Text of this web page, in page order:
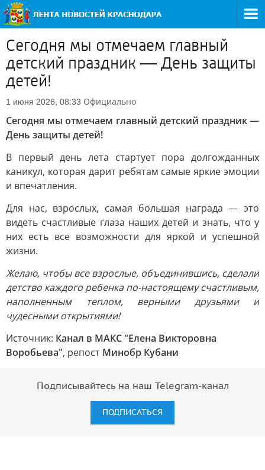
Сегодня мы отмечаем главный
детский праздник — День защиты
детей!
1 июня 2026, 08:33 Официально
Сегодня мы отмечаем главный детский праздник —
День защиты детей!
В первый день лета стартует пора долгожданных
каникул, которая дарит ребятам самые яркие эмоции
и впечатления.
Для нас, взрослых, самая большая награда — это
видеть счастливые глаза наших детей и знать, что у
них есть все возможности для яркой и успешной
жизни.
Желаю, чтобы все взрослые, объединившись, сделали
детство каждого ребенка по-настоящему счастливым,
наполненным теплом, верными друзьями и
чудесными открытиями!
Источник: Канал в МАКС "Елена Викторовна
Воробьева", репост Минобр Кубани
Подписывайтесь на наш Telegram-канал
ПОДПИСАТЬСЯ